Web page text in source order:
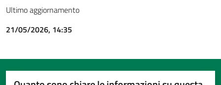
Ultimo aggiornamento
21/05/2026, 14:35